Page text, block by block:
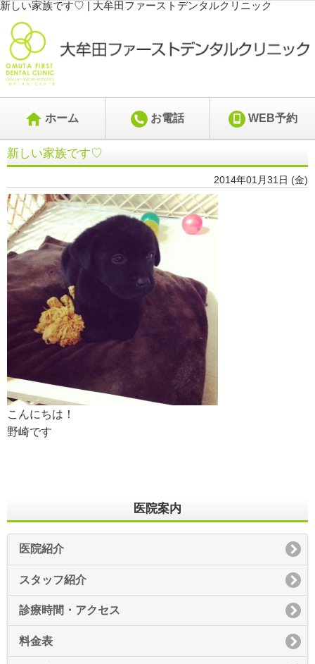
新しい家族です♡ | 大牟田ファーストデンタルクリニック
ホーム お電話 WEB予約
新しい家族です♡
2014年01月31日 (金)
こんにちは！
野崎です
医院案内
医院紹介
スタッフ紹介
診療時間・アクセス
料金表